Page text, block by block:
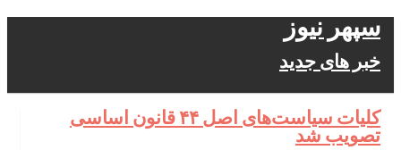
سپهر نیوز
خبر های جدید
کلیات سیاست‌های اصل ۴۴ قانون اساسی
تصویب شد